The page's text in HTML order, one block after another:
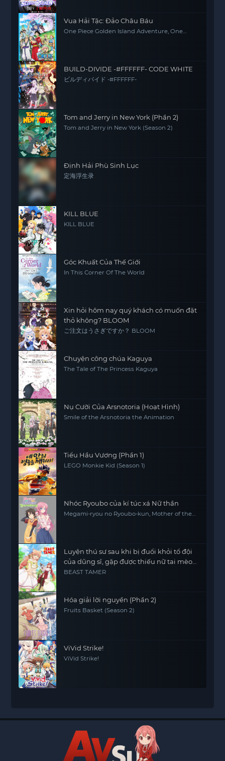
Vua Hải Tặc: Đảo Châu Báu
One Piece Golden Island Adventure, One
BUILD-DIVIDE -#FFFFFF- CODE WHITE
ビルディバイド -#FFFFFF-
Tom and Jerry in New York (Phần 2)
Tom and Jerry in New York (Season 2)
Định Hải Phù Sinh Lục
定海浮生录
KILL BLUE
KILL BLUE
Góc Khuất Của Thế Giới
In This Corner Of The World
Xin hỏi hôm nay quý khách có muốn đặt
thỏ không? BLOOM
ご注文はうさぎですか？ BLOOM
Chuyện công chúa Kaguya
The Tale of The Princess Kaguya
Nụ Cười Của Arsnotoria (Hoạt Hình)
Smile of the Arsnotoria the Animation
Tiểu Hầu Vương (Phần 1)
LEGO Monkie Kid (Season 1)
Nhóc Ryoubo của kí túc xá Nữ thần
Megami-ryou no Ryoubo-kun, Mother of the
Luyện thú sư sau khi bị đuổi khỏi tổ đội
của dũng sĩ, gặp được thiếu nữ tai mèo
của chủng tộc mạnh nhất
BEAST TAMER
Hóa giải lời nguyền (Phần 2)
Fruits Basket (Season 2)
ViVid Strike!
ViVid Strike!